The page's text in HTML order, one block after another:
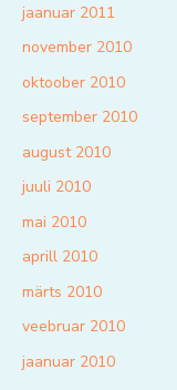
jaanuar 2011
november 2010
oktoober 2010
september 2010
august 2010
juuli 2010
mai 2010
aprill 2010
märts 2010
veebruar 2010
jaanuar 2010